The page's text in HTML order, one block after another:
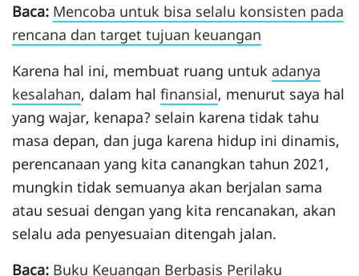
Baca: Mencoba untuk bisa selalu konsisten pada
rencana dan target tujuan keuangan
Karena hal ini, membuat ruang untuk adanya
kesalahan, dalam hal finansial, menurut saya hal
yang wajar, kenapa? selain karena tidak tahu
masa depan, dan juga karena hidup ini dinamis,
perencanaan yang kita canangkan tahun 2021,
mungkin tidak semuanya akan berjalan sama
atau sesuai dengan yang kita rencanakan, akan
selalu ada penyesuaian ditengah jalan.
Baca: Buku Keuangan Berbasis Perilaku